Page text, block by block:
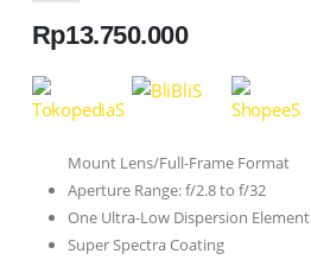
Rp13.750.000
Mount Lens/Full-Frame Format
Aperture Range: f/2.8 to f/32
One Ultra-Low Dispersion Element
Super Spectra Coating